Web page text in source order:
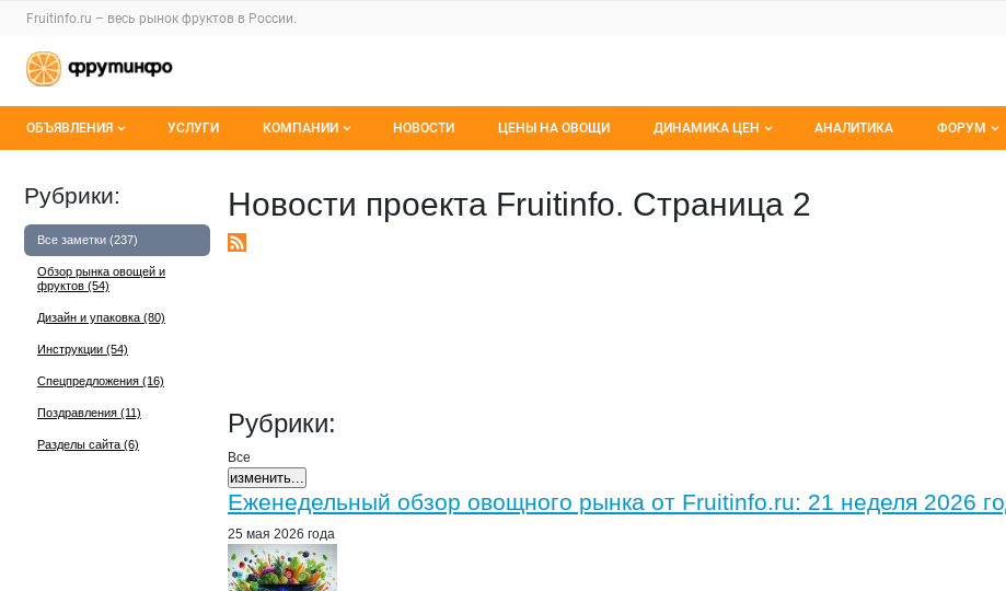
Раздел навигации по сайту fruitinfo.ru
Fruitinfo.ru – весь рынок фруктов в России.
Авторизация и меню пользователя
Навигация по разделам сайта fruitinfo.ru
ОБЪЯВЛЕНИЯ
Мои объявления
УСЛУГИ КОМПАНИИ
О каталоге компаний
НОВОСТИ ЦЕНЫ НА ОВОЩИ ДИНАМИКА ЦЕН
Динамика цен свежее
АНАЛИТИКА ФОРУМ
Новости проекта Fruitinfo. Страница 2
RSS
Рубрики:
Все
изменить...
Посты блога
Еженедельный обзор овощного рынка от Fruitinfo.ru: 21 неделя 2026
25 мая 2026 года
Рубрики:
Все заметки (237)
Обзор рынка овощей и
фруктов (54)
Дизайн и упаковка (80)
Инструкции (54)
Спецпредложения (16)
Поздравления (11)
Разделы сайта (6)